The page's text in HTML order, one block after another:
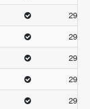
29.66
29.66
29.66
29.33
29